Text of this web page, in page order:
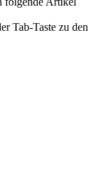
Tab-Taste zu den